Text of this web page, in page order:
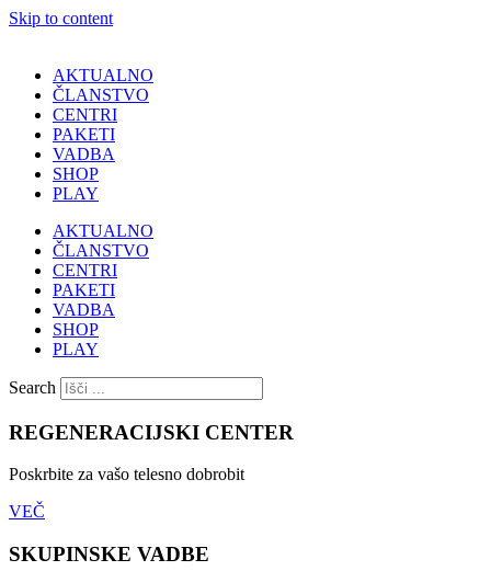
Skip to content
AKTUALNO
ČLANSTVO
CENTRI
PAKETI
VADBA
SHOP
PLAY
AKTUALNO
ČLANSTVO
CENTRI
PAKETI
VADBA
SHOP
PLAY
Search
REGENERACIJSKI CENTER
Poskrbite za vašo telesno dobrobit
VEČ
SKUPINSKE VADBE